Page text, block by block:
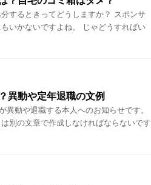
するときってどうしますか？ スポンサ
いかないですよね。 じゃどうすればい
異動や定年退職の文例
動や退職する本人へのお知らせです。
別の文章で作成しなければならないです